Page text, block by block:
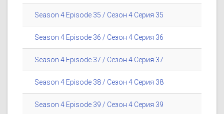
Season 4 Episode 35 / Сезон 4 Серия 35
Season 4 Episode 36 / Сезон 4 Серия 36
Season 4 Episode 37 / Сезон 4 Серия 37
Season 4 Episode 38 / Сезон 4 Серия 38
Season 4 Episode 39 / Сезон 4 Серия 39